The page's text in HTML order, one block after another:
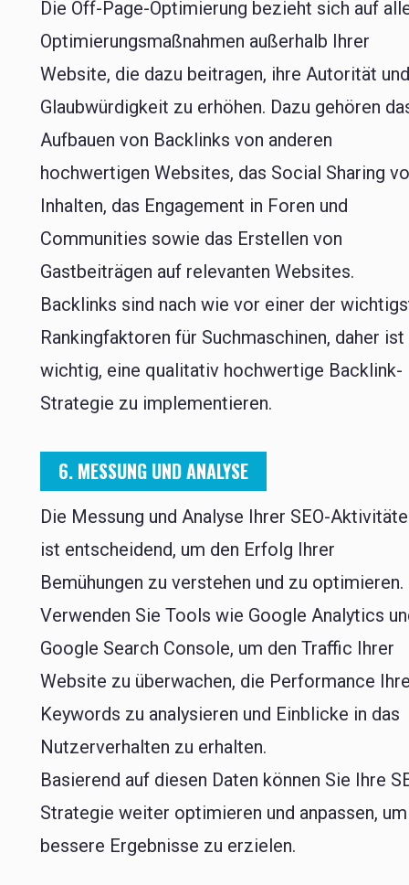
Die Off-Page-Optimierung bezieht sich auf
Optimierungsmaßnahmen außerhalb Ihrer
Website, die dazu beitragen, ihre Autorität
Glaubwürdigkeit zu erhöhen. Dazu gehören
Aufbauen von Backlinks von anderen
hochwertigen Websites, das Social Sharing
Inhalten, das Engagement in Foren und
Communities sowie das Erstellen von
Gastbeiträgen auf relevanten Websites.
Backlinks sind nach wie vor einer der
Rankingfaktoren für Suchmaschinen, daher
wichtig, eine qualitativ hochwertige Backlink-
Strategie zu implementieren.
6. MESSUNG UND ANALYSE
Die Messung und Analyse Ihrer SEO-
ist entscheidend, um den Erfolg Ihrer
Bemühungen zu verstehen und zu optimieren.
Verwenden Sie Tools wie Google Analytics
Google Search Console, um den Traffic Ihrer
Website zu überwachen, die Performance
Keywords zu analysieren und Einblicke in das
Nutzerverhalten zu erhalten.
Basierend auf diesen Daten können Sie Ihre
Strategie weiter optimieren und anpassen, um
bessere Ergebnisse zu erzielen.